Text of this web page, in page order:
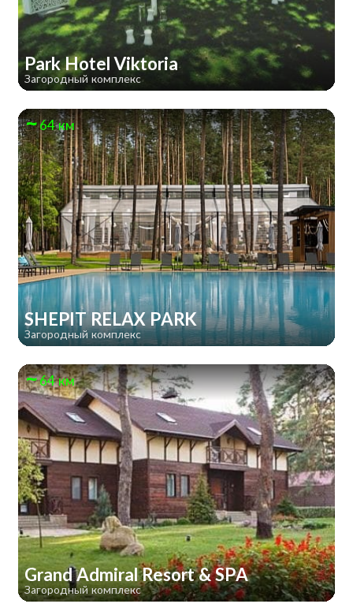
Park Hotel Viktoria
Загородный комплекс
64 км
SHEPIT RELAX PARK
Загородный комплекс
64 км
Grand Admiral Resort & SPA
Загородный комплекс